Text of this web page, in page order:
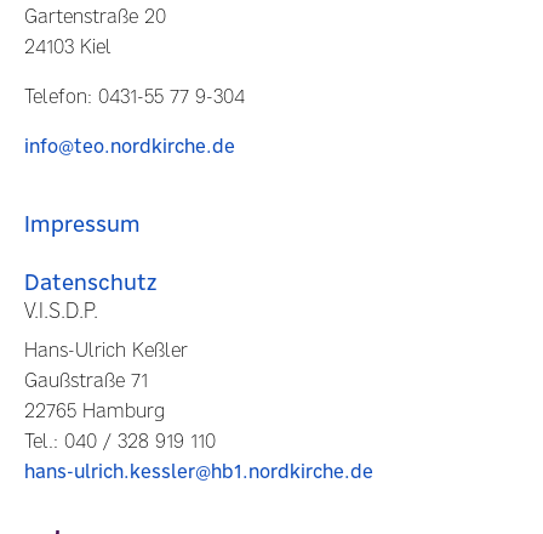
Gartenstraße 20
24103 Kiel
Telefon: 0431-55 77 9-304
info@teo.nordkirche.de
Impressum
Datenschutz
V.I.S.D.P.
Hans-Ulrich Keßler
Gaußstraße 71
22765 Hamburg
Tel.: 040 / 328 919 110
hans-ulrich.kessler@hb1.nordkirche.de